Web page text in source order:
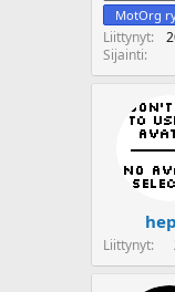
MotOrg
Liittynyt
Sijainti
Liittynyt